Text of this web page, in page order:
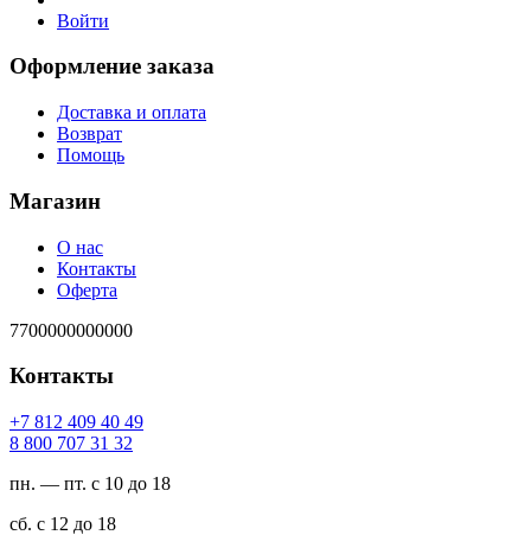
Войти
Оформление заказа
Доставка и оплата
Возврат
Помощь
Магазин
О нас
Контакты
Оферта
7700000000000
Контакты
94 04 904 218 7+
23 13 707 008 8
пн. — пт. с 10 до 18
сб. с 12 до 18